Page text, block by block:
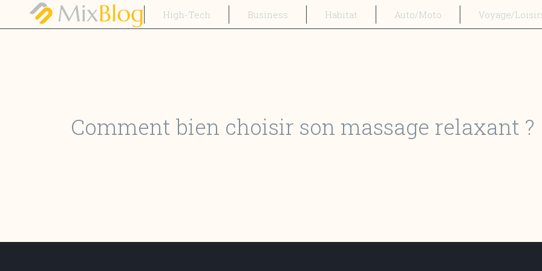
High-Tech Business Habitat Auto/Moto Voyage/
Comment bien choisir son massage relaxant ?